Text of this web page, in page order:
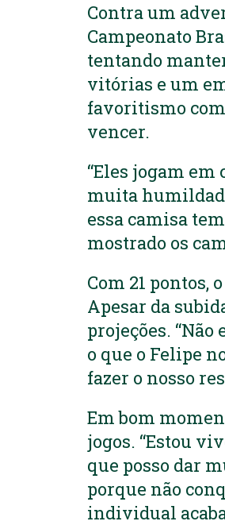
Contra um
Campeonato
tentando
vitórias e um
favoritismo
vencer.
“Eles jogam em
muita
essa camisa
mostrado os
Com 21 pontos,
Apesar da
projeções.
o que o Felipe
fazer o nosso
Em bom
jogos. “Estou
que posso dar
porque não
individual acaba